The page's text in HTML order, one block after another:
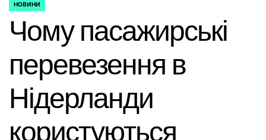
ОПУБЛІКУВАТИ
У
НОВИНИ
Чому пасажирські
перевезення в
Нідерланди